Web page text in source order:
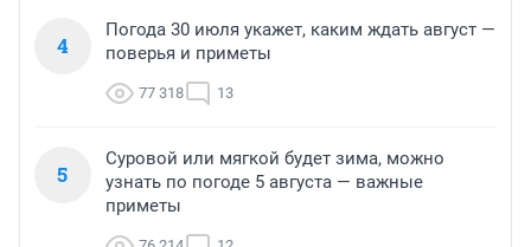
4
Погода 30 июля укажет, каким ждать август —
поверья и приметы
77 318 13
5
Суровой или мягкой будет зима, можно
узнать по погоде 5 августа — важные
приметы